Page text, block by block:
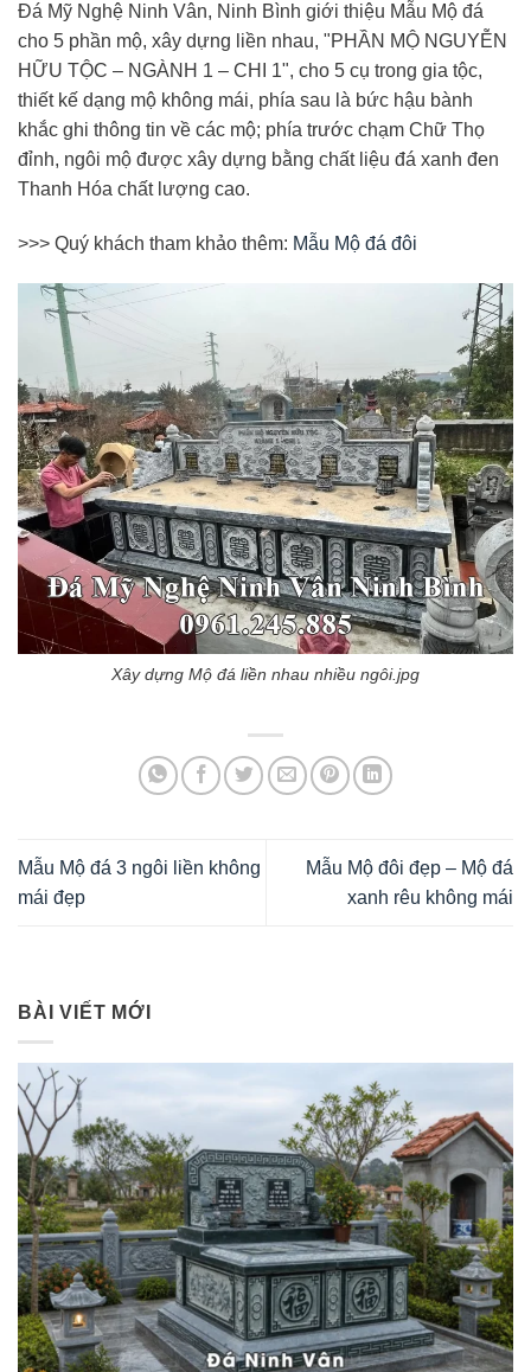
Đá Mỹ Nghệ Ninh Vân, Ninh Bình giới thiệu Mẫu Mộ đá
cho 5 phần mộ, xây dựng liền nhau, "PHẦN MỘ NGUYỄN
HỮU TỘC – NGÀNH 1 – CHI 1", cho 5 cụ trong gia tộc,
thiết kế dạng mộ không mái, phía sau là bức hậu bành
khắc ghi thông tin về các mộ; phía trước chạm Chữ Thọ
đỉnh, ngôi mộ được xây dựng bằng chất liệu đá xanh đen
Thanh Hóa chất lượng cao.
>>> Quý khách tham khảo thêm: Mẫu Mộ đá đôi
Xây dựng Mộ đá liền nhau nhiều ngôi.jpg
Mẫu Mộ đá 3 ngôi liền không
mái đẹp
Mẫu Mộ đôi đẹp – Mộ đá
xanh rêu không mái
BÀI VIẾT MỚI